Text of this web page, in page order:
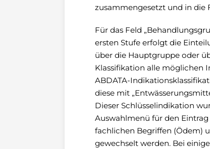
zusammengesetzt und in die
Für das Feld
ersten Stufe erfolgt die
über die Hauptgruppe oder
Klassifikation alle möglichen
ABDATA-
diese mit
Dieser Schlüsselindikation
Auswahlmenü für den
fachlichen Begriffen (Ödem)
gewechselt werden. Bei